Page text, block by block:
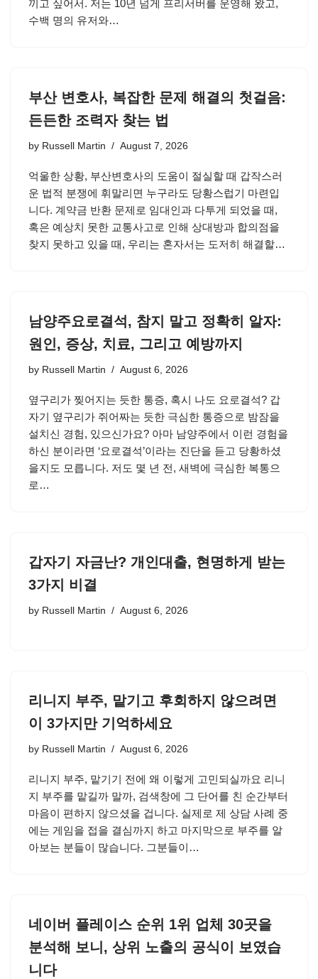
끼고 싶어서. 저는 10년 넘게 프리서버를 운영해 왔고,
수백 명의 유저와…
부산 변호사, 복잡한 문제 해결의 첫걸음:
든든한 조력자 찾는 법
by Russell Martin August 7, 2026
억울한 상황, 부산변호사의 도움이 절실할 때 갑작스러
운 법적 분쟁에 휘말리면 누구라도 당황스럽기 마련입
니다. 계약금 반환 문제로 임대인과 다투게 되었을 때,
혹은 예상치 못한 교통사고로 인해 상대방과 합의점을
찾지 못하고 있을 때, 우리는 혼자서는 도저히 해결할…
남양주요로결석, 참지 말고 정확히 알자:
원인, 증상, 치료, 그리고 예방까지
by Russell Martin August 6, 2026
옆구리가 찢어지는 듯한 통증, 혹시 나도 요로결석? 갑
자기 옆구리가 쥐어짜는 듯한 극심한 통증으로 밤잠을
설치신 경험, 있으신가요? 아마 남양주에서 이런 경험을
하신 분이라면 ‘요로결석’이라는 진단을 듣고 당황하셨
을지도 모릅니다. 저도 몇 년 전, 새벽에 극심한 복통으
로…
갑자기 자금난? 개인대출, 현명하게 받는
3가지 비결
by Russell Martin August 6, 2026
리니지 부주, 맡기고 후회하지 않으려면
이 3가지만 기억하세요
by Russell Martin August 6, 2026
리니지 부주, 맡기기 전에 왜 이렇게 고민되실까요 리니
지 부주를 맡길까 말까, 검색창에 그 단어를 친 순간부터
마음이 편하지 않으셨을 겁니다. 실제로 제 상담 사례 중
에는 게임을 접을 결심까지 하고 마지막으로 부주를 알
아보는 분들이 많습니다. 그분들이…
네이버 플레이스 순위 1위 업체 30곳을
분석해 보니, 상위 노출의 공식이 보였습
니다